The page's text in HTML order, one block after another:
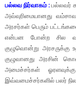
பல்லவ நிர்வாகம் :பல்லவர்
அவ்வுரிமையானது
அரசர்கள் பெரும்
என்பன போன்ற சில
குழுவொன்று அரசருக்கு
குழுவானது அரசின்
அமைச்சர்கள்
இவ்வமைச்சர்களில் பலர்